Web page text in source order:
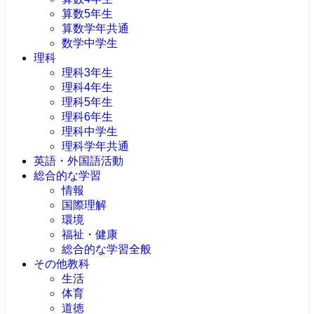
算数5年生
算数学年共通
数学中学生
理科
理科3年生
理科4年生
理科5年生
理科6年生
理科中学生
理科学年共通
英語・外国語活動
総合的な学習
情報
国際理解
環境
福祉・健康
総合的な学習全般
その他教科
生活
体育
道徳